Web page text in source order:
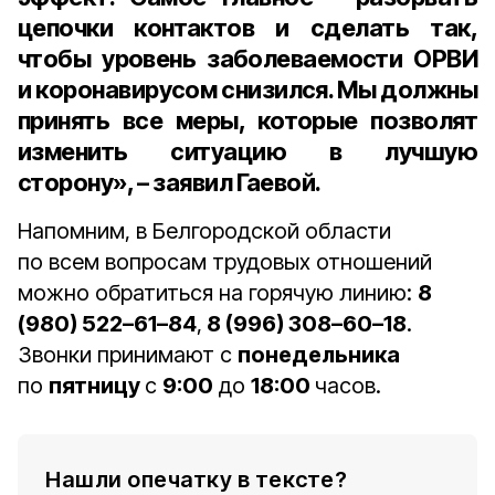
цепочки контактов и сделать так,
чтобы уровень заболеваемости ОРВИ
и коронавирусом снизился. Мы должны
принять все меры, которые позволят
изменить ситуацию в лучшую
сторону», – заявил Гаевой.
Напомним, в Белгородской области
по всем вопросам трудовых отношений
можно обратиться на горячую линию: 8
(980) 522–61–84, 8 (996) 308–60–18.
Звонки принимают с понедельника
по пятницу с 9:00 до 18:00 часов.
Нашли опечатку в тексте?